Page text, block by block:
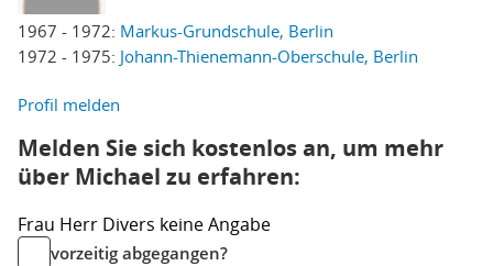
1967 - 1972: Markus-Grundschule, Berlin
1972 - 1975: Johann-Thienemann-Oberschule, Berlin
Profil melden
Melden Sie sich kostenlos an, um mehr
über Michael zu erfahren:
Frau Herr Divers keine Angabe
vorzeitig abgegangen?